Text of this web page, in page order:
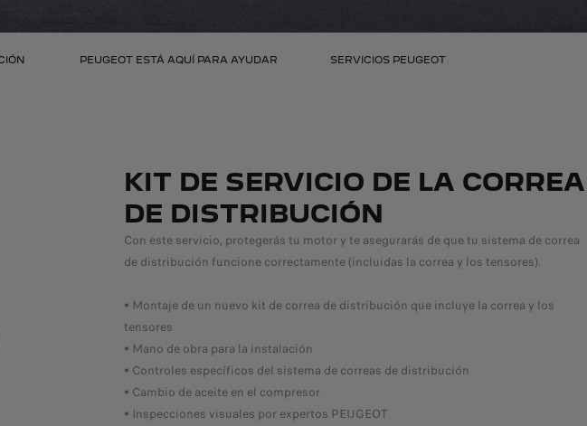
PEUGEOT ESTÁ AQUÍ PARA AYUDAR SERVICIOS PEUGEOT
KIT DE SERVICIO DE LA CORREA
DE DISTRIBUCIÓN
Con este servicio, protegerás tu motor y te asegurarás de que tu sistema de correa
de distribución funcione correctamente (incluidas la correa y los tensores).
• Montaje de un nuevo kit de correa de distribución que incluye la correa y los
tensores
• Mano de obra para la instalación
• Controles específicos del sistema de correas de distribución
• Cambio de aceite en el compresor
• Inspecciones visuales por expertos PEUGEOT